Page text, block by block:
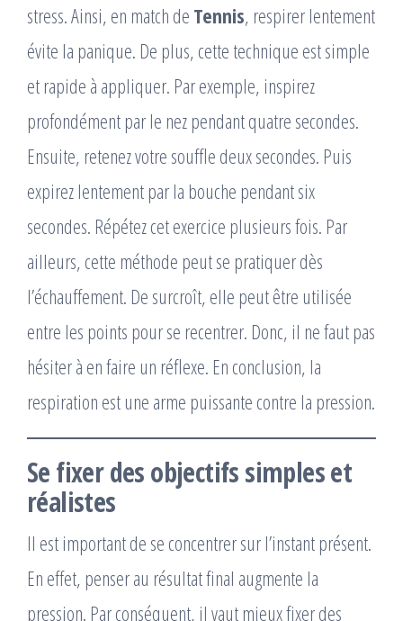
stress. Ainsi, en match de Tennis, respirer lentement
évite la panique. De plus, cette technique est simple
et rapide à appliquer. Par exemple, inspirez
profondément par le nez pendant quatre secondes.
Ensuite, retenez votre souffle deux secondes. Puis
expirez lentement par la bouche pendant six
secondes. Répétez cet exercice plusieurs fois. Par
ailleurs, cette méthode peut se pratiquer dès
l’échauffement. De surcroît, elle peut être utilisée
entre les points pour se recentrer. Donc, il ne faut pas
hésiter à en faire un réflexe. En conclusion, la
respiration est une arme puissante contre la pression.
Se fixer des objectifs simples et
réalistes
Il est important de se concentrer sur l’instant présent.
En effet, penser au résultat final augmente la
pression. Par conséquent, il vaut mieux fixer des